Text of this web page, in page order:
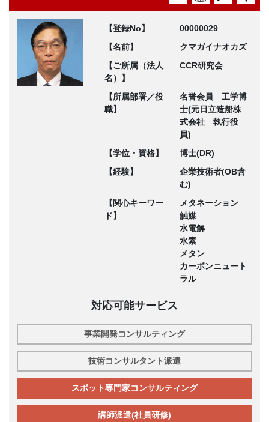
【登録No】
00000029
【名前】
クマガイナオカズ
【ご所属（法人
名）】
CCR研究会
【所属部署／役
職】
名誉会員 工学博
士(元日立造船株
式会社 執行役
員)
【学位・資格】
博士(DR)
【経験】
企業技術者(OB含
む)
【関心キーワー
ド】
メタネーション
触媒
水電解
水素
メタン
カーボンニュート
ラル
対応可能サービス
事業開発コンサルティング
技術コンサルタント派遣
スポット専門家コンサルティング
講師派遣(社員研修)